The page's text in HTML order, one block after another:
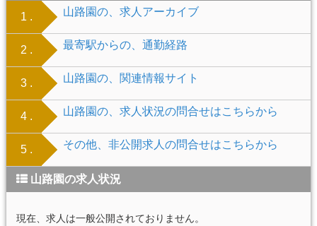
1 . 山路園の、求人アーカイブ
2 . 最寄駅からの、通勤経路
3 . 山路園の、関連情報サイト
4 . 山路園の、求人状況の問合せはこちらから
5 . その他、非公開求人の問合せはこちらから
山路園の求人状況
現在、求人は一般公開されておりません。